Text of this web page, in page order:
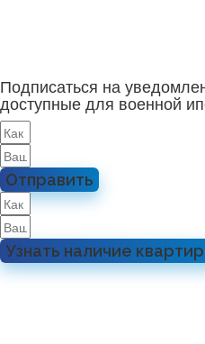
Подписаться на
доступные для военной
Отправить
Узнать наличие